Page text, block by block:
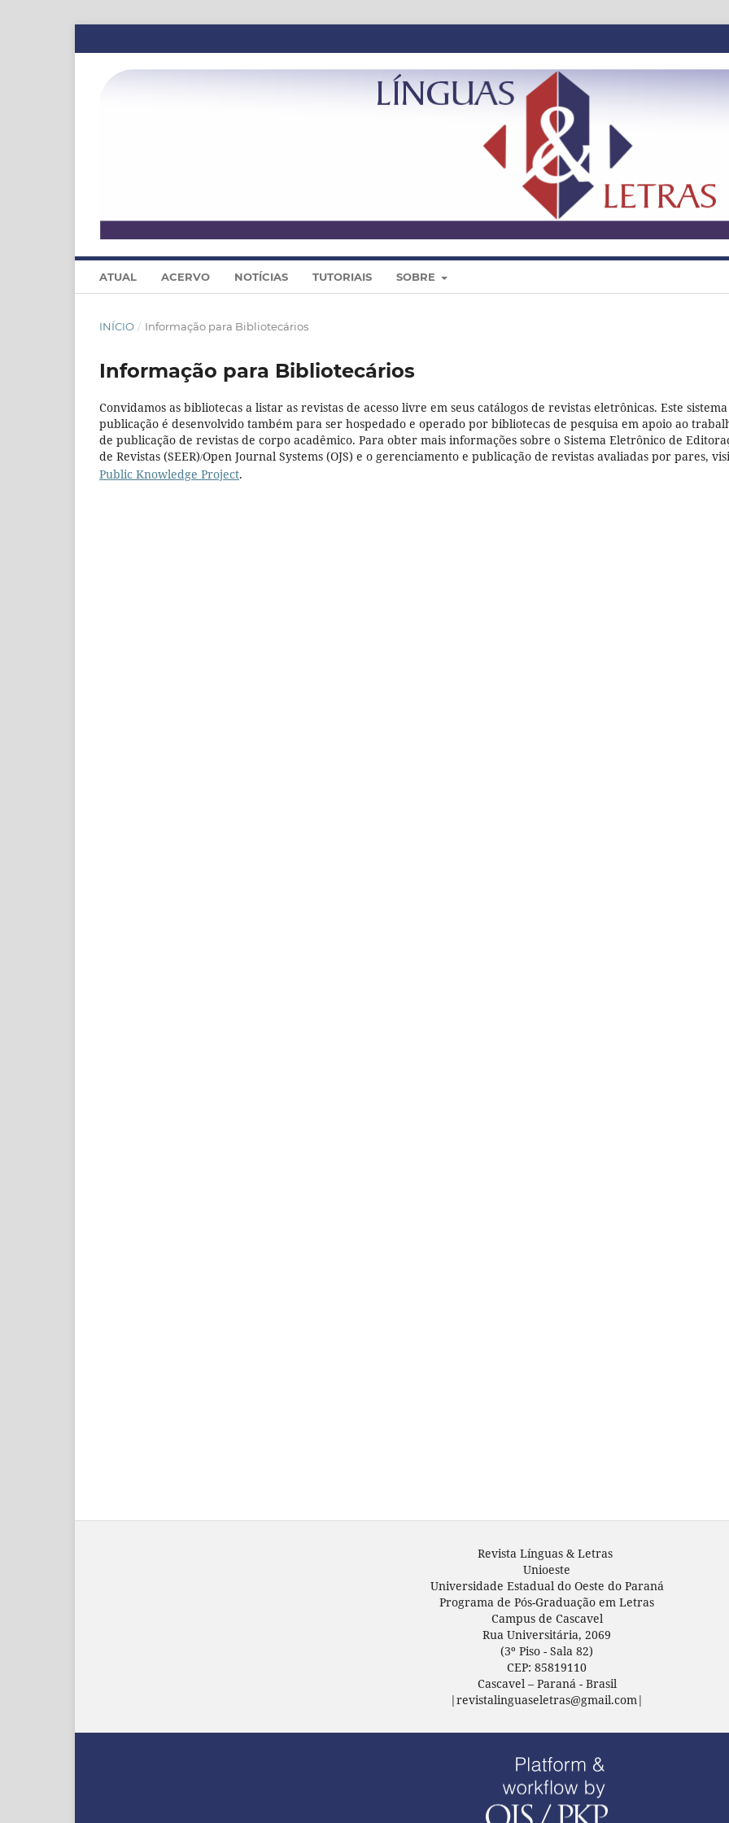
ATUAL ACERVO NOTÍCIAS TUTORIAIS SOBRE
INÍCIO / Informação para Bibliotecários
Informação para Bibliotecários
Convidamos as bibliotecas a listar as revistas de acesso livre em seus catálogos de revistas eletrônicas. Este
publicação é desenvolvido também para ser hospedado e operado por bibliotecas de pesquisa em apoio ao
de publicação de revistas de corpo acadêmico. Para obter mais informações sobre o Sistema Eletrônico de
de Revistas (SEER)/Open Journal Systems (OJS) e o gerenciamento e publicação de revistas avaliadas por pares,
Public Knowledge Project.
Revista Línguas & Letras
Unioeste
Universidade Estadual do Oeste do Paraná
Programa de Pós-Graduação em Letras
Campus de Cascavel
Rua Universitária, 2069
(3º Piso - Sala 82)
CEP: 85819110
Cascavel – Paraná - Brasil
|revistalinguaseletras@gmail.com|